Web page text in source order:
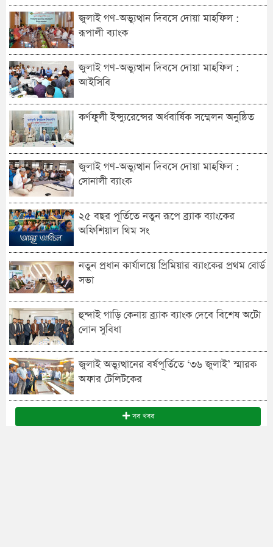
জুলাই গণ-অভ্যুত্থান দিবসে দোয়া মাহফিল :
রূপালী ব্যাংক
জুলাই গণ-অভ্যুত্থান দিবসে দোয়া মাহফিল :
আইসিবি
কর্ণফুলী ইন্স্যুরেন্সের অর্ধবার্ষিক সম্মেলন অনুষ্ঠিত
জুলাই গণ-অভ্যুত্থান দিবসে দোয়া মাহফিল :
সোনালী ব্যাংক
২৫ বছর পূর্তিতে নতুন রূপে ব্র্যাক ব্যাংকের
অফিশিয়াল থিম সং
নতুন প্রধান কার্যালয়ে প্রিমিয়ার ব্যাংকের প্রথম বোর্ড
সভা
হুন্দাই গাড়ি কেনায় ব্র্যাক ব্যাংক দেবে বিশেষ অটো
লোন সুবিধা
জুলাই অভ্যুত্থানের বর্ষপূর্তিতে ‘৩৬ জুলাই’ স্মারক
অফার টেলিটকের
সব খবর